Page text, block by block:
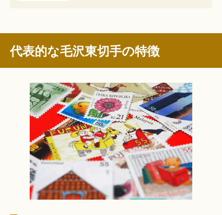
代表的な毛沢東切手の特徴